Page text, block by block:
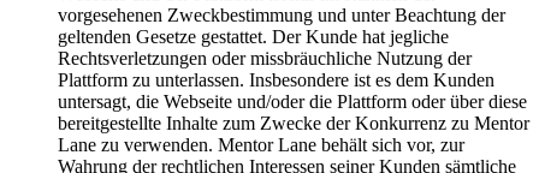
vorgesehenen Zweckbestimmung und unter Beachtung der
geltenden Gesetze gestattet. Der Kunde hat jegliche
Rechtsverletzungen oder missbräuchliche Nutzung der
Plattform zu unterlassen. Insbesondere ist es dem Kunden
untersagt, die Webseite und/oder die Plattform oder über diese
bereitgestellte Inhalte zum Zwecke der Konkurrenz zu Mentor
Lane zu verwenden. Mentor Lane behält sich vor, zur
Wahrung der rechtlichen Interessen seiner Kunden sämtliche